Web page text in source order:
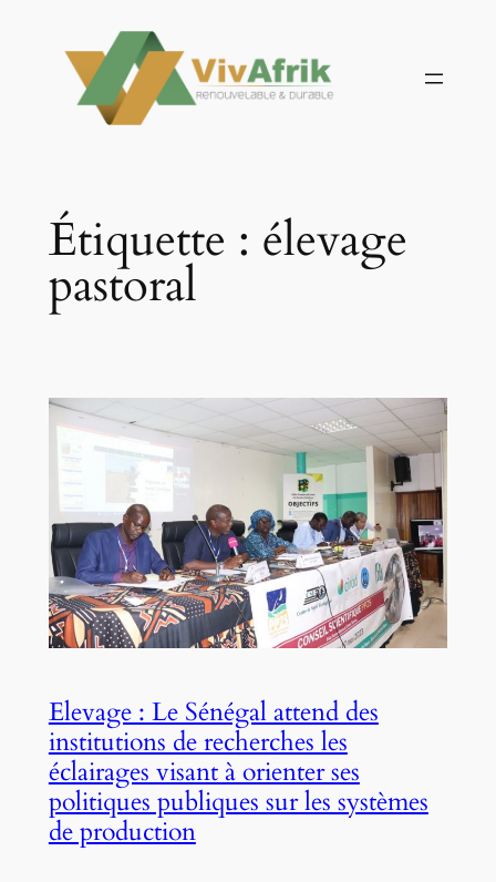
contenu
Étiquette : élevage
pastoral
Elevage : Le Sénégal attend des
institutions de recherches les
éclairages visant à orienter ses
politiques publiques sur les systèmes
de production